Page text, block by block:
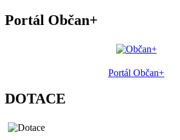
Portál Občan+
Portál Občan+
DOTACE